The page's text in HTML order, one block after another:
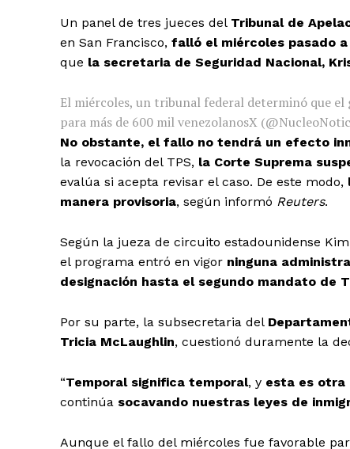
Un panel de tres jueces del Tribunal de
en San Francisco, falló el miércoles pasado
que la secretaria de Seguridad Nacional,
El miércoles, un tribunal federal determinó que
para más de 600 mil venezolanosX
No obstante, el fallo no tendrá un efecto
la revocación del TPS, la Corte Suprema
evalúa si acepta revisar el caso. De este modo,
manera provisoria, según informó Reuters.
Según la jueza de circuito estadounidense
el programa entró en vigor ninguna
designación hasta el segundo mandato de
Por su parte, la subsecretaria del
Tricia McLaughlin, cuestionó duramente la
“Temporal significa temporal, y esta es otra
continúa socavando nuestras leyes de
Aunque el fallo del miércoles fue favorable